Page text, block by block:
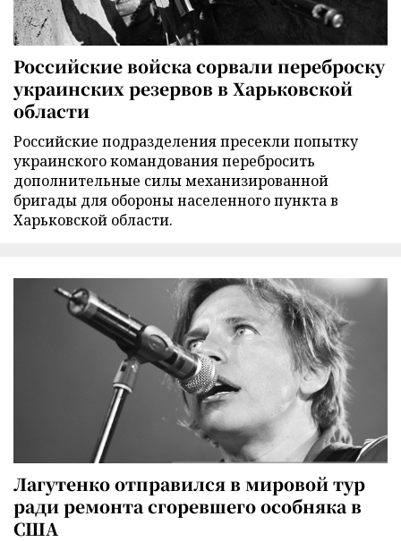
Российские войска сорвали переброску
украинских резервов в Харьковской
области
Российские подразделения пресекли попытку
украинского командования перебросить
дополнительные силы механизированной
бригады для обороны населенного пункта в
Харьковской области.
Лагутенко отправился в мировой тур
ради ремонта сгоревшего особняка в
США